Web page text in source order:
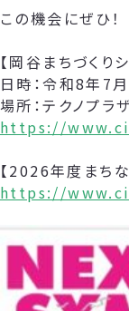
この機会にぜひ！
【岡谷まちづくり
日時：令和8年7
場所：テクノプラ
https://
【2026年度まち
https://